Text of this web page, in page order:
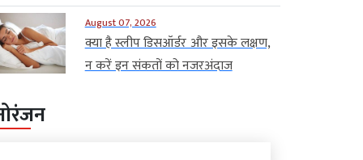
August 07, 2026
क्या है स्लीप डिसऑर्डर और इसके लक्षण,
न करें इन संकतों को नजरअंदाज